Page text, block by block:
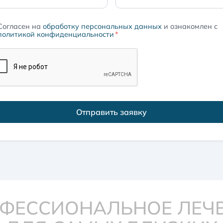
на обработку персональных данных и ознакомлен с
конфиденциальности*
Отправить заявку